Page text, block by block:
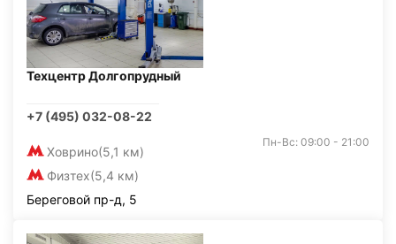
Техцентр Долгопрудный
+7 (495) 032-08-22
Ховрино(5,1 км)
Физтех(5,4 км)
Пн-Вс: 09:00 - 21:00
Береговой пр-д, 5